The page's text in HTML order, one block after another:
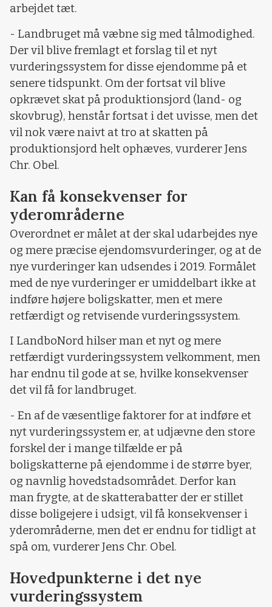
arbejdet tæt.
- Landbruget må væbne sig med tålmodighed.
Der vil blive fremlagt et forslag til et nyt
vurderingssystem for disse ejendomme på et
senere tidspunkt. Om der fortsat vil blive
opkrævet skat på produktionsjord (land- og
skovbrug), henstår fortsat i det uvisse, men det
vil nok være naivt at tro at skatten på
produktionsjord helt ophæves, vurderer Jens
Chr. Obel.
Kan få konsekvenser for
yderområderne
Overordnet er målet at der skal udarbejdes nye
og mere præcise ejendomsvurderinger, og at de
nye vurderinger kan udsendes i 2019. Formålet
med de nye vurderinger er umiddelbart ikke at
indføre højere boligskatter, men et mere
retfærdigt og retvisende vurderingssystem.
I LandboNord hilser man et nyt og mere
retfærdigt vurderingssystem velkomment, men
har endnu til gode at se, hvilke konsekvenser
det vil få for landbruget.
- En af de væsentlige faktorer for at indføre et
nyt vurderingssystem er, at udjævne den store
forskel der i mange tilfælde er på
boligskatterne på ejendomme i de større byer,
og navnlig hovedstadsområdet. Derfor kan
man frygte, at de skatterabatter der er stillet
disse boligejere i udsigt, vil få konsekvenser i
yderområderne, men det er endnu for tidligt at
spå om, vurderer Jens Chr. Obel.
Hovedpunkterne i det nye
vurderingssystem